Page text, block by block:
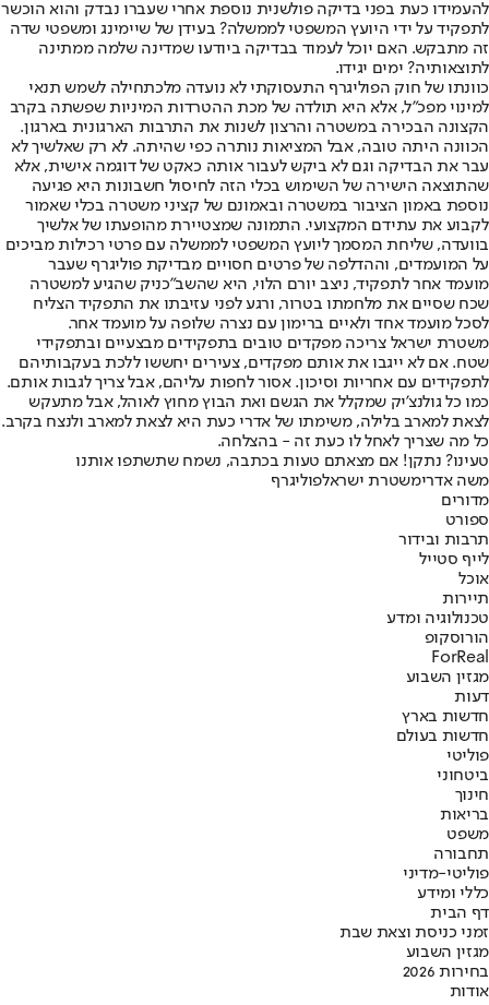
להעמידו כעת בפני בדיקה פולשנית נוספת אחרי שעברו נבדק והוא הוכשר
לתפקיד על ידי היועץ המשפטי לממשלה? בעידן של שיימינג ומשפטי שדה
זה מתבקש. האם יוכל לעמוד בבדיקה ביודעו שמדינה שלמה ממתינה
לתוצאותיה? ימים יגידו.
כוונתו של חוק הפוליגרף התעסוקתי לא נועדה מלכתחילה לשמש תנאי
למינוי מפכ"ל, אלא היא תולדה של מכת ההטרדות המיניות שפשתה בקרב
הקצונה הבכירה במשטרה והרצון לשנות את התרבות הארגונית בארגון.
הכוונה היתה טובה, אבל המציאות נותרה כפי שהיתה. לא רק שאלשיך לא
עבר את הבדיקה וגם לא ביקש לעבור אותה כאקט של דוגמה אישית, אלא
שהתוצאה הישירה של השימוש בכלי הזה לחיסול חשבונות היא פגיעה
נוספת באמון הציבור במשטרה ובאמונם של קציני משטרה בכלי שאמור
לקבוע את עתידם המקצועי. התמונה שמצטיירת מהופעתו של אלשיך
בוועדה, שליחת המסמך ליועץ המשפטי לממשלה עם פרטי רכילות מביכים
על המועמדים, וההדלפה של פרטים חסויים מבדיקת פוליגרף שעבר
מועמד אחר לתפקיד, ניצב יורם הלוי, היא שהשב"כניק שהגיע למשטרה
שכח שסיים את מלחמתו בטרור, ורגע לפני עזיבתו את התפקיד הצליח
לסכל מועמד אחד ולאיים ברימון עם נצרה שלופה על מועמד אחר.
משטרת ישראל צריכה מפקדים טובים בתפקידים מבצעיים ובתפקידי
שטח. אם לא ייגבו את אותם מפקדים, צעירים יחששו ללכת בעקבותיהם
לתפקידים עם אחריות וסיכון. אסור לחפות עליהם, אבל צריך לגבות אותם.
כמו כל גולנצ'יק שמקלל את הגשם ואת הבוץ מחוץ לאוהל, אבל מתעקש
לצאת למארב בלילה, משימתו של אדרי כעת היא לצאת למארב ולנצח בקרב.
כל מה שצריך לאחל לו כעת זה - בהצלחה.
טעינו? נתקן! אם מצאתם טעות בכתבה, נשמח שתשתפו אותנו
משה אדרימשטרת ישראלפוליגרף
מדורים
ספורט
תרבות ובידור
לייף סטייל
אוכל
תיירות
טכנולוגיה ומדע
הורוסקופ
ForReal
מגזין השבוע
דעות
חדשות בארץ
חדשות בעולם
פוליטי
ביטחוני
חינוך
בריאות
משפט
תחבורה
פוליטי-מדיני
כללי ומידע
דף הבית
זמני כניסת וצאת שבת
מגזין השבוע
בחירות 2026
אודות